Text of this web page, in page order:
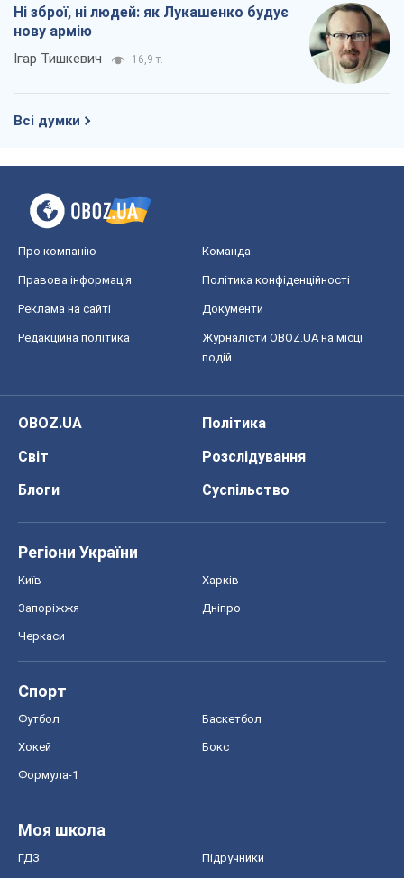
Ні зброї, ні людей: як Лукашенко будує
нову армію
Ігар Тишкевич 16,9 т.
Всі думки
Про компанію Команда
Правова інформація Політика конфіденційності
Реклама на сайті Документи
Редакційна політика
Журналісти OBOZ.UA на місці
подій
OBOZ.UA
Політика
Світ
Розслідування
Блоги
Суспільство
Регіони України
Київ Харків
Запоріжжя Дніпро
Черкаси
Спорт
Футбол Баскетбол
Хокей Бокс
Формула-1
Моя школа
ГДЗ Підручники